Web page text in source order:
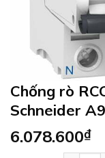
Chống rò
Schneider
6.078.600₫